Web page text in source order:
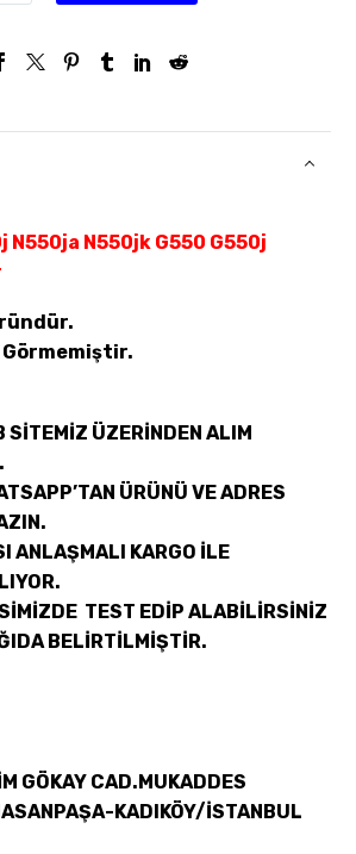
N550ja N550jk G550 G550j
Görmemiştir.
SİTEMİZ ÜZERİNDEN ALIM
ÜRÜNÜ VE ADRES
ANLAŞMALI KARGO İLE
TEST EDİP ALABİLİRSİNİZ
BELİRTİLMİŞTİR.
GÖKAY CAD.MUKADDES
KADIKÖY/İSTANBUL